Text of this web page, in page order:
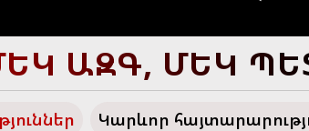
ԱԶԳ, ՄԵԿ
Կարևոր